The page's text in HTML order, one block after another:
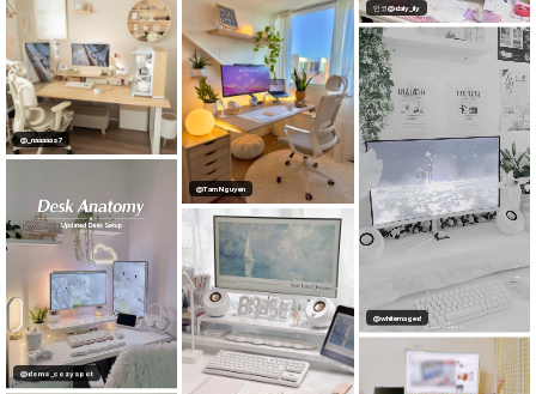
@_graciecorner
@Tam Nguyen
@yur_aran
만코@daly_ily
@whitemaged